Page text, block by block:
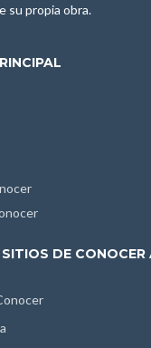
su propia obra.
DE CONOCER